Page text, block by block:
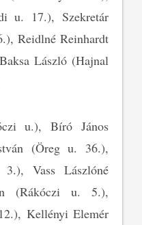
u. 17.), Szekretár
Reidlné Reinhardt
László (Hajnal
u.), Bíró János
(Öreg u. 36.),
Vass Lászlóné
(Rákóczi u. 5.),
Kellényi Elemér